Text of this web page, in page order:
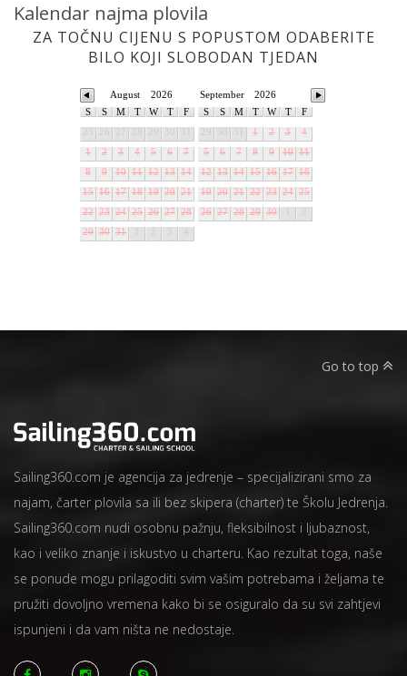
Kalendar najma plovila
ZA TOČNU CIJENU S POPUSTOM ODABERITE
BILO KOJI SLOBODAN TJEDAN
2026
August
S
S M T W T
F
1
2 3 4 5 6
7
8
9 10 11 12 13 14
15 16 17 18 19 20 21
22 23 24 25 26 27 28
29 30 31
2026
September
S
S M T W T
F
1 2 3
4
5
6 7 8 9 10 11
12 13 14 15 16 17 18
19 20 21 22 23 24 25
26 27 28 29 30
Go to top
Sailing360.com je agencija za jedrenje – specijalizirani smo za
najam, čarter plovila sa ili bez skipera (charter) te Školu Jedrenja.
Sailing360.com nudi osobnu pažnju, fleksibilnost i ljubaznost,
kao i veliko znanje i iskustvo u charteru. Kao rezultat toga, naše
se ponude mogu prilagoditi svim vašim potrebama i željama te
pružiti dovoljno vremena kako bi se osiguralo da su svi zahtjevi
ispunjeni i da vam ništa ne nedostaje.